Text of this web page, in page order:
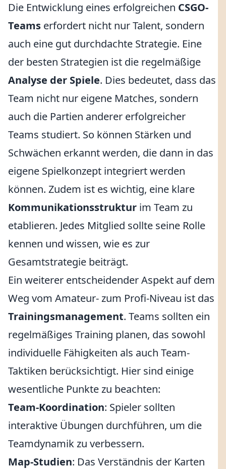
Die Entwicklung eines erfolgreichen CSGO-
Teams erfordert nicht nur Talent, sondern
auch eine gut durchdachte Strategie. Eine
der besten Strategien ist die regelmäßige
Analyse der Spiele. Dies bedeutet, dass das
Team nicht nur eigene Matches, sondern
auch die Partien anderer erfolgreicher
Teams studiert. So können Stärken und
Schwächen erkannt werden, die dann in das
eigene Spielkonzept integriert werden
können. Zudem ist es wichtig, eine klare
Kommunikationsstruktur im Team zu
etablieren. Jedes Mitglied sollte seine Rolle
kennen und wissen, wie es zur
Gesamtstrategie beiträgt.
Ein weiterer entscheidender Aspekt auf dem
Weg vom Amateur- zum Profi-Niveau ist das
Trainingsmanagement. Teams sollten ein
regelmäßiges Training planen, das sowohl
individuelle Fähigkeiten als auch Team-
Taktiken berücksichtigt. Hier sind einige
wesentliche Punkte zu beachten:
Team-Koordination: Spieler sollten
interaktive Übungen durchführen, um die
Teamdynamik zu verbessern.
Map-Studien: Das Verständnis der Karten